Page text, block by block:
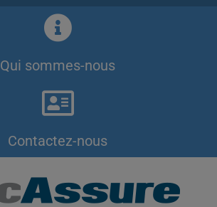
Qui sommes-nous
Contactez-nous